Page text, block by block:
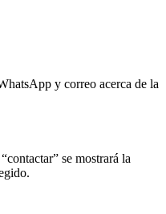
y correo acerca de la
se mostrará la